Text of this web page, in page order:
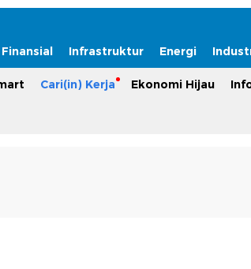
Finansial Infrastruktur Energi
Cari(in) Kerja Ekonomi Hijau